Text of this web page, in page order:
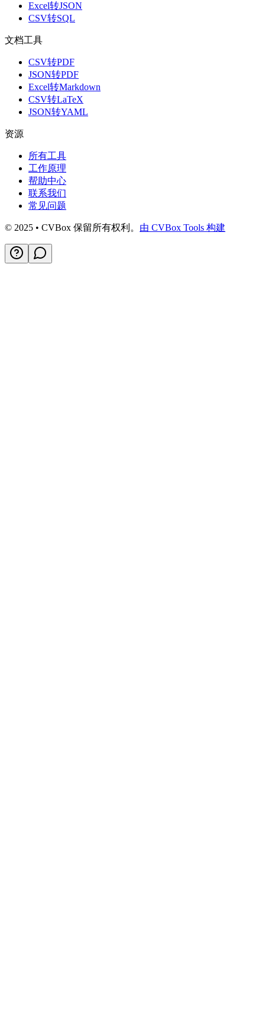
Excel转JSON
CSV转SQL
文档工具
CSV转PDF
JSON转PDF
Excel转Markdown
CSV转LaTeX
JSON转YAML
资源
所有工具
工作原理
帮助中心
联系我们
常见问题
© 2025 • CVBox 保留所有权利。 由 CVBox Tools 构建